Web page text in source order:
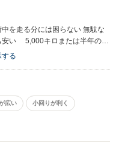
を走る分には困らない 無駄な
安い 5,000キロまたは半年のオ
います
る
広い 小回りが利く